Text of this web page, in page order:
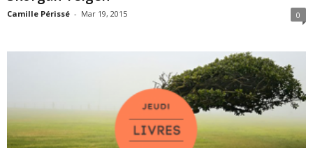
Camille Périssé - Mar 19, 2015 0